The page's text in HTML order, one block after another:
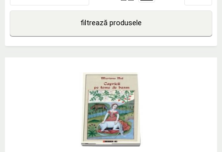
filtrează produsele